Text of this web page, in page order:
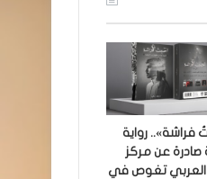
فراشة».. رواية
صادرة عن مركز
العربي تغوص في